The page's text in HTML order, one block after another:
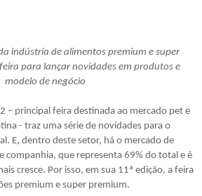
indústria de alimentos premium e super
para lançar novidades em produtos e
modelo de negócio
– principal feira destinada ao mercado pet e
- traz uma série de novidades para o
E, dentro deste setor, há o mercado de
companhia, que representa 69% do total e é
cresce. Por isso, em sua 11ª edição, a feira
premium e super premium.